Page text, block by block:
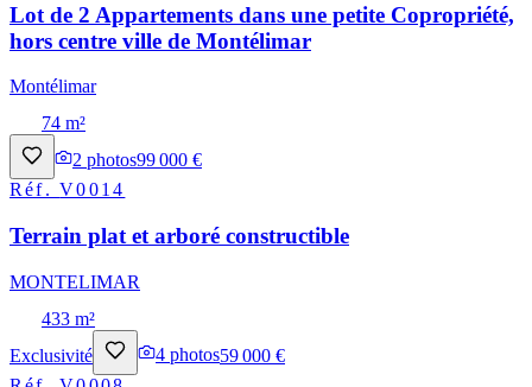
Lot de 2 Appartements dans une petite Copropriété,
hors centre ville de Montélimar
Montélimar
74 m²
2 photos99 000 €
Réf.V0014
Terrain plat et arboré constructible
MONTELIMAR
433 m²
Exclusivité
4 photos59 000 €